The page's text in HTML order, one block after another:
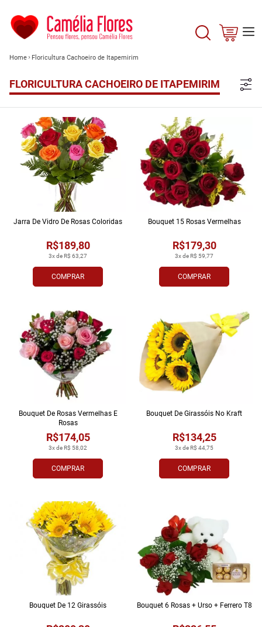
Home Floricultura Cachoeiro de Itapemirim
FLORICULTURA CACHOEIRO DE ITAPEMIRIM
COMPRAR
3x de R$ 63,27
R$189,80
Jarra De Vidro De Rosas Coloridas
COMPRAR
3x de R$ 59,77
R$179,30
Bouquet 15 Rosas Vermelhas
COMPRAR
3x de R$ 58,02
R$174,05
Bouquet De Rosas Vermelhas E
Rosas
COMPRAR
3x de R$ 44,75
R$134,25
Bouquet De Girassóis No Kraft
Bouquet De 12 Girassóis Bouquet 6 Rosas + Urso + Ferrero T8